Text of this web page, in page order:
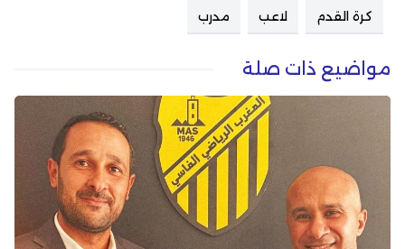
كرة القدم لاعب مدرب
مواضيع ذات صلة